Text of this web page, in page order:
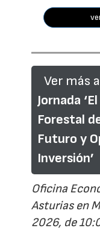
Ver más
Jornada
Forestal
Futuro y
Inversión’
Oficina
Asturias en
2026, de